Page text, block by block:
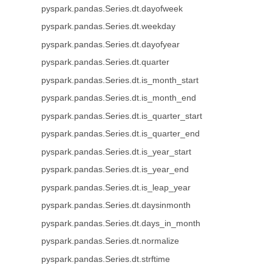
pyspark.pandas.Series.dt.dayofweek
pyspark.pandas.Series.dt.weekday
pyspark.pandas.Series.dt.dayofyear
pyspark.pandas.Series.dt.quarter
pyspark.pandas.Series.dt.is_month_start
pyspark.pandas.Series.dt.is_month_end
pyspark.pandas.Series.dt.is_quarter_start
pyspark.pandas.Series.dt.is_quarter_end
pyspark.pandas.Series.dt.is_year_start
pyspark.pandas.Series.dt.is_year_end
pyspark.pandas.Series.dt.is_leap_year
pyspark.pandas.Series.dt.daysinmonth
pyspark.pandas.Series.dt.days_in_month
pyspark.pandas.Series.dt.normalize
pyspark.pandas.Series.dt.strftime